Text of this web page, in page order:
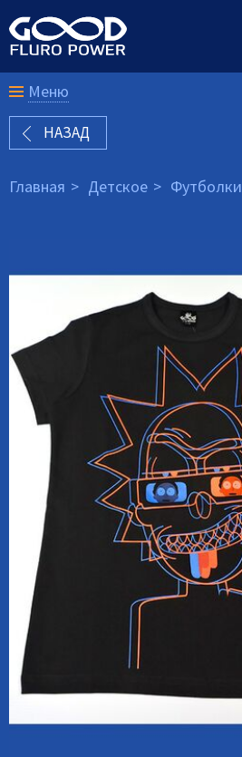
Меню
НАЗАД
Главная Детское Футболки